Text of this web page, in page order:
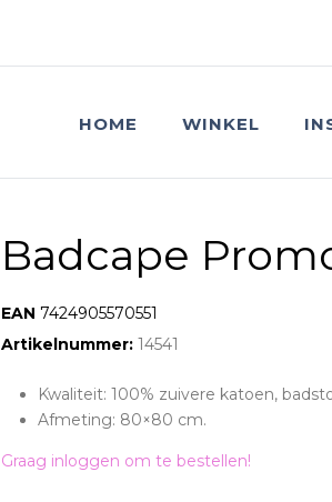
HOME WINKEL
Badcape
EAN: 7424905570551
Artikelnummer: 14541
Kwaliteit: 100% zuivere katoen,
Afmeting: 80×80 cm.
Graag inloggen om te bestellen!